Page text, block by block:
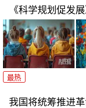
《科学规划促发
最热
我国将统筹推进